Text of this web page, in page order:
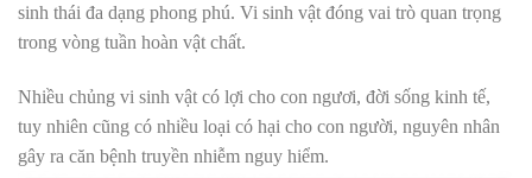
sinh thái đa dạng phong phú. Vi sinh vật đóng vai trò quan trọng
trong vòng tuần hoàn vật chất.
Nhiều chủng vi sinh vật có lợi cho con ngươi, đời sống kinh tế,
tuy nhiên cũng có nhiều loại có hại cho con người, nguyên nhân
gây ra căn bệnh truyền nhiễm nguy hiểm.